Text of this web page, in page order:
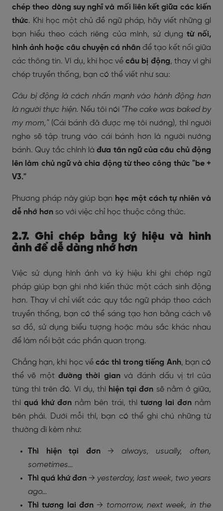
chép theo dòng suy nghĩ và mối liên kết giữa các kiến
thức. Khi học một chủ đề ngữ pháp, hãy viết những gì
bạn hiểu theo cách riêng của mình, sử dụng từ nối,
hình ảnh hoặc câu chuyện cá nhân để tạo kết nối giữa
các thông tin. Ví dụ, khi học vềcâu bị động, thay vì ghi
chép truyền thống, bạn có thể viết như sau:
Câu bị động là cách nhấn mạnh vào hành động hơn
là người thực hiện. Nếu tôi nói "The cake was baked by
my mom," (Cái bánh đã được mẹ tôi nướng), thì người
nghe sẽ tập trung vào cái bánh hơn là người nướng
bánh. Quy tắc chính làđưa tân ngữ của câu chủ động
lên làm chủ ngữ và chia động từ theo công thức "be +
V3."
Phương pháp này giúp bạn học một cách tự nhiên và
dễ nhớ hơn so với việc chỉ học thuộc công thức.
2.7. Ghi chép bằng ký hiệu và hình
ảnh để dễ dàng nhớ hơn
Việc sử dụng hình ảnh và ký hiệu khi ghi chép ngữ
pháp giúp bạn ghi nhớ kiến thức một cách sinh động
hơn. Thay vì chỉ viết các quy tắc ngữ pháp theo cách
truyền thống, bạn có thể sáng tạo hơn bằng cách vẽ
sơ đồ, sử dụng biểu tượng hoặc màu sắc khác nhau
để làm nổi bật các phần quan trọng.
Chẳng hạn, khi học về các thì trong tiếng Anh, bạn có
thể vẽ mộtđường thời gianvà đánh dấu vị trí của
từng thì trên đó. Ví dụ, thì hiện tại đơn sẽ nằm ở giữa,
thìquá khứ đơn nằm bên trái, thì tương lai đơnnằm
bên phải. Dưới mỗi thì, bạn có thể ghi chú những từ
thường đi kèm như:
Thì hiện tại đơn→ always, usually, often,
sometimes…
Thì quá khứ đơn → yesterday, last week, two years
ago…
Thì tương lai đơn → tomorrow, next week, in the